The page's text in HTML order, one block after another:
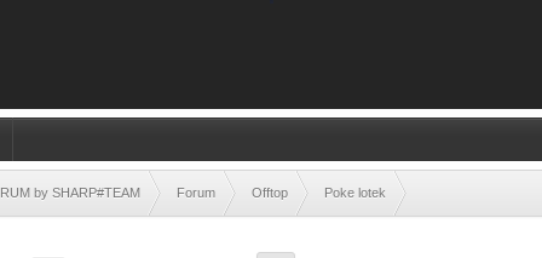
by SHARP#TEAM Forum Offtop Poke lotek